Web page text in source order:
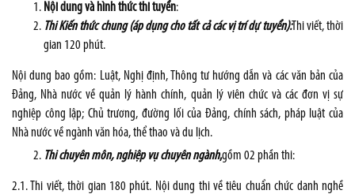
Nội dung và hình thức thi tuyển:
Thi Kiến thức chung (áp dụng cho tất cả các vị trí dự tuyển):Thi viết, thời
gian 120 phút.
Nội dung bao gồm: Luật, Nghị định, Thông tư hướng dẫn và các văn bản của
Đảng, Nhà nước về quản lý hành chính, quản lý viên chức và các đơn vị sự
nghiệp công lập; Chủ trương, đường lối của Đảng, chính sách, pháp luật của
Nhà nước về ngành văn hóa, thể thao và du lịch.
Thi chuyên môn, nghiệp vụ chuyên ngành,gồm 02 phần thi:
2.1. Thi viết, thời gian 180 phút. Nội dung thi về tiêu chuẩn chức danh nghề